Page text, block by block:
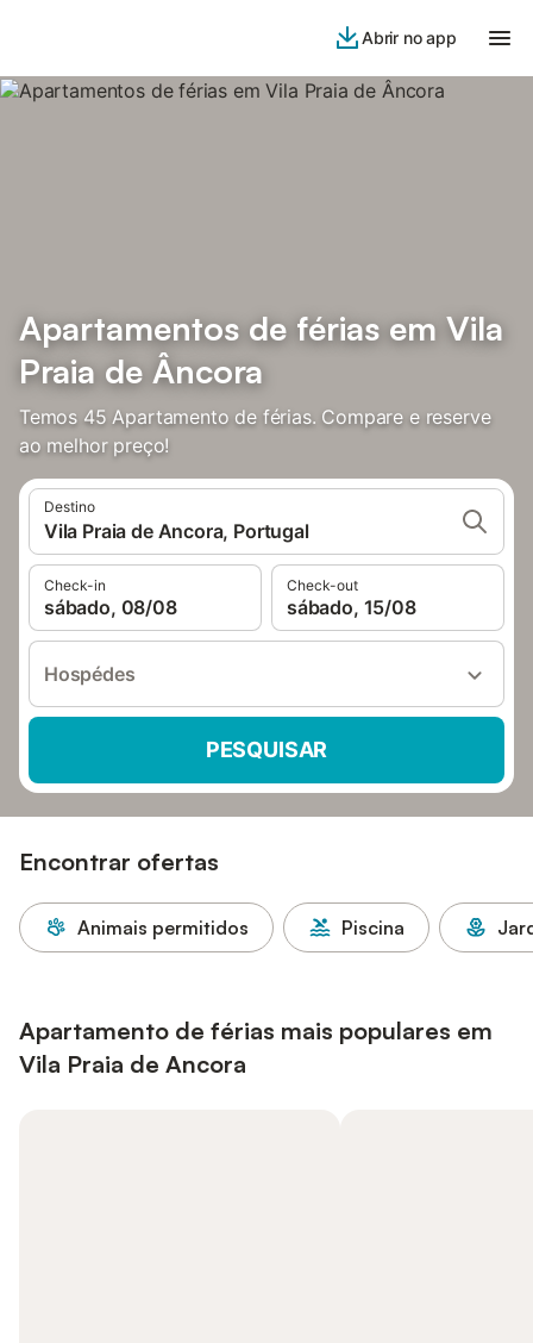
Abrir no app
Apartamentos de férias em Vila
Praia de Âncora
Temos 45 Apartamento de férias. Compare e reserve
ao melhor preço!
Destino
Vila Praia de Ancora, Portugal
Check-in
sábado, 08/08
Check-out
sábado, 15/08
Hospédes
PESQUISAR
Encontrar ofertas
Animais permitidos Piscina
Apartamento de férias mais populares em
Vila Praia de Ancora